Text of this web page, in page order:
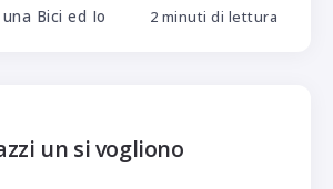
Bici ed Io 2 minuti di lettura
un si vogliono